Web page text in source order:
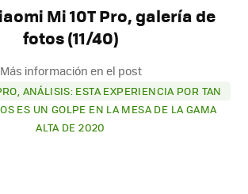
Mi 10T Pro, galería de
fotos (11/40)
Más información en el post
ANÁLISIS: ESTA EXPERIENCIA POR TAN
ES UN GOLPE EN LA MESA DE LA GAMA
ALTA DE 2020